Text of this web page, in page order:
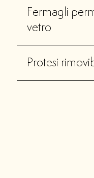
Fermagli
vetro
Protesi